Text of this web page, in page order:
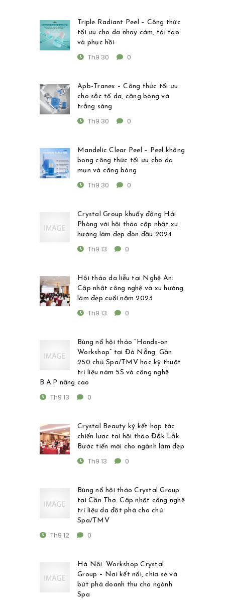
Triple Radiant Peel – Công thức
tối ưu cho da nhạy cảm, tái tạo
và phục hồi
Th9 30 0
Apb-Tranex – Công thức tối ưu
cho sắc tố da, căng bóng và
trắng sáng
Th9 30 0
Mandelic Clear Peel – Peel không
bong công thức tối ưu cho da
mụn và căng bóng
Th9 30 0
Crystal Group khuấy động Hải
Phòng với hội thảo cập nhật xu
hướng làm đẹp đón đầu 2024
Th9 13 0
Hội thảo da liễu tại Nghệ An:
Cập nhật công nghệ và xu hướng
làm đẹp cuối năm 2023
Th9 13 0
Bùng nổ hội thảo “Hands-on
Workshop” tại Đà Nẵng: Gần
250 chủ Spa/TMV học kỹ thuật
trị liệu nám 5S và công nghệ
B.A.P nâng cao
Th9 13 0
Crystal Beauty ký kết hợp tác
chiến lược tại hội thảo Đắk Lắk:
Bước tiến mới cho ngành làm đẹp
Th9 13 0
Bùng nổ hội thảo Crystal Group
tại Cần Thơ: Cập nhật công nghệ
trị liệu da đột phá cho chủ
Spa/TMV
Th9 12 0
Hà Nội: Workshop Crystal
Group – Nơi kết nối, chia sẻ và
bứt phá doanh thu cho ngành
Spa